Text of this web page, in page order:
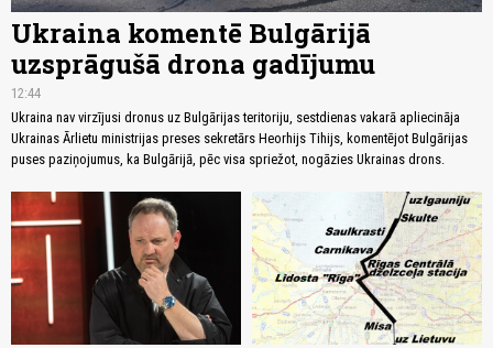
Ukraina komentē Bulgārijā
uzsprāgušā drona gadījumu
12:44
Ukraina nav virzījusi dronus uz Bulgārijas teritoriju, sestdienas vakarā apliecināja
Ukrainas Ārlietu ministrijas preses sekretārs Heorhijs Tihijs, komentējot Bulgārijas
puses paziņojumus, ka Bulgārijā, pēc visa spriežot, nogāzies Ukrainas drons.